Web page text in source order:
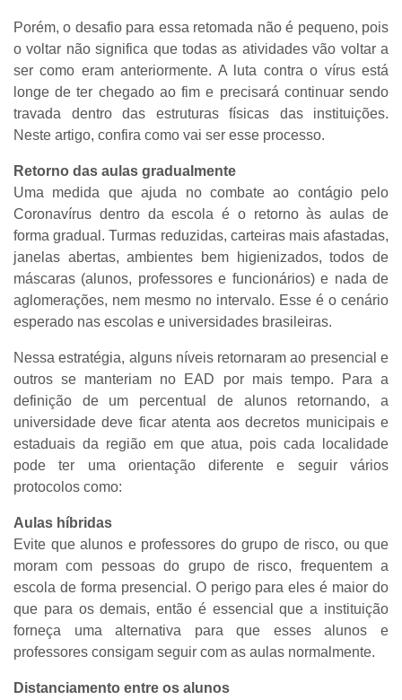
Porém, o desafio para essa retomada não é pequeno, pois
o voltar não significa que todas as atividades vão voltar a
ser como eram anteriormente. A luta contra o vírus está
longe de ter chegado ao fim e precisará continuar sendo
travada dentro das estruturas físicas das instituições.
Neste artigo, confira como vai ser esse processo.
Retorno das aulas gradualmente
Uma medida que ajuda no combate ao contágio pelo
Coronavírus dentro da escola é o retorno às aulas de
forma gradual. Turmas reduzidas, carteiras mais afastadas,
janelas abertas, ambientes bem higienizados, todos de
máscaras (alunos, professores e funcionários) e nada de
aglomerações, nem mesmo no intervalo. Esse é o cenário
esperado nas escolas e universidades brasileiras.
Nessa estratégia, alguns níveis retornaram ao presencial e
outros se manteriam no EAD por mais tempo. Para a
definição de um percentual de alunos retornando, a
universidade deve ficar atenta aos decretos municipais e
estaduais da região em que atua, pois cada localidade
pode ter uma orientação diferente e seguir vários
protocolos como:
Aulas híbridas
Evite que alunos e professores do grupo de risco, ou que
moram com pessoas do grupo de risco, frequentem a
escola de forma presencial. O perigo para eles é maior do
que para os demais, então é essencial que a instituição
forneça uma alternativa para que esses alunos e
professores consigam seguir com as aulas normalmente.
Distanciamento entre os alunos